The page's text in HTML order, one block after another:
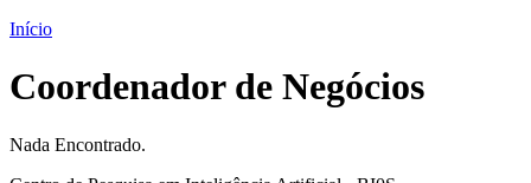
Início
Coordenador de Negócios
Nada Encontrado.